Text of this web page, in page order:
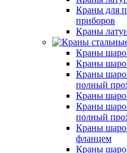
Краны для
приборов
Краны
Краны
Краны
Краны
полный
Краны
Краны
полный
Краны
фланцем
Краны